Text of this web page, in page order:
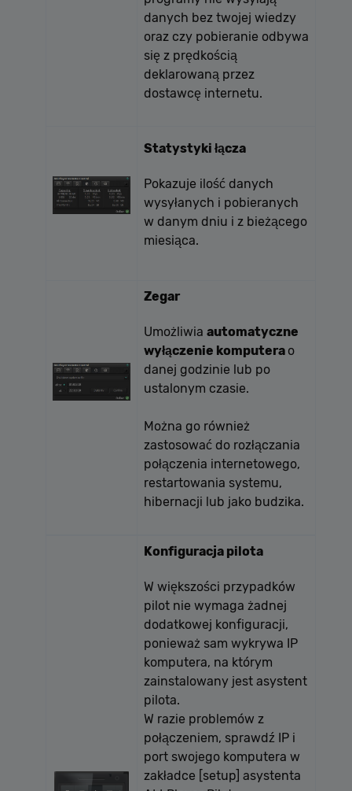
danych bez twojej wiedzy
oraz czy pobieranie odbywa
się z prędkością
deklarowaną przez
dostawcę internetu.
Statystyki łącza
Pokazuje ilość danych
wysyłanych i pobieranych
w danym dniu i z bieżącego
miesiąca.
Zegar
Umożliwia automatyczne
wyłączenie komputera o
danej godzinie lub po
ustalonym czasie.
Można go również
zastosować do rozłączania
połączenia internetowego,
restartowania systemu,
hibernacji lub jako budzika.
Konfiguracja pilota
W większości przypadków
pilot nie wymaga żadnej
dodatkowej konfiguracji,
ponieważ sam wykrywa IP
komputera, na którym
zainstalowany jest asystent
pilota.
W razie problemów z
połączeniem, sprawdź IP i
port swojego komputera w
zakładce [setup] asystenta